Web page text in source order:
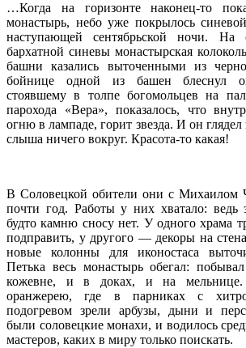
…Когда на горизонте наконец-то
монастырь, небо уже покрылось
наступающей сентябрьской ночи. На
бархатной синевы монастырская
башни казались выточенными из
бойнице одной из башен блеснул
стоявшему в толпе богомольцев на
парохода «Вера», показалось, что
огню в лампаде, горит звезда. И он
слыша ничего вокруг. Красота-то какая!
В Соловецкой обители они с Михаилом
почти год. Работы у них хватало: ведь
будто камню сносу нет. У одного храма
подправить, у другого — декоры на
новые колонны для иконостаса
Петька весь монастырь обегал:
кожевне, и в доках, и на мельнице.
оранжерею, где в парниках с
подогревом зрели арбузы, дыни и
были соловецкие монахи, и водилось
мастеров, каких в миру только поискать.